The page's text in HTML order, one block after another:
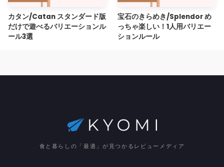
カタン/Catan スタンダード版
だけで遊べるバリエーションル
ール3選
宝石のきらめき/Splendor め
っちゃ楽しい！1人用バリエー
ションルール
食と暮らしの「最適」が見つかるレビューメディア